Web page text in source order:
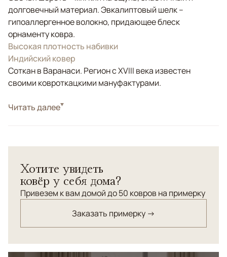
долговечный материал. Эвкалиптовый шелк –
гипоаллергенное волокно, придающее блеск
орнаменту ковра.
Высокая плотность набивки
Индийский ковер
Соткан в Варанаси. Регион с XVIII века известен
своими ковроткацкими мануфактурами.
СтильСовременные
Читать далее
Хотите увидеть
ковёр у себя дома?
Привезем к вам домой до 50 ковров на примерку
Заказать примерку →